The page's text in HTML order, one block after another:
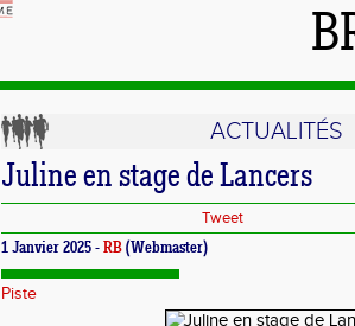
ACTUALITÉS
Juline en stage de Lancers
Tweet
1 Janvier 2025 - RB (Webmaster)
Piste